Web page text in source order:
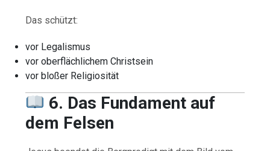
Das schützt:
vor Legalismus
vor oberflächlichem Christsein
vor bloßer Religiosität
6. Das Fundament auf
dem Felsen